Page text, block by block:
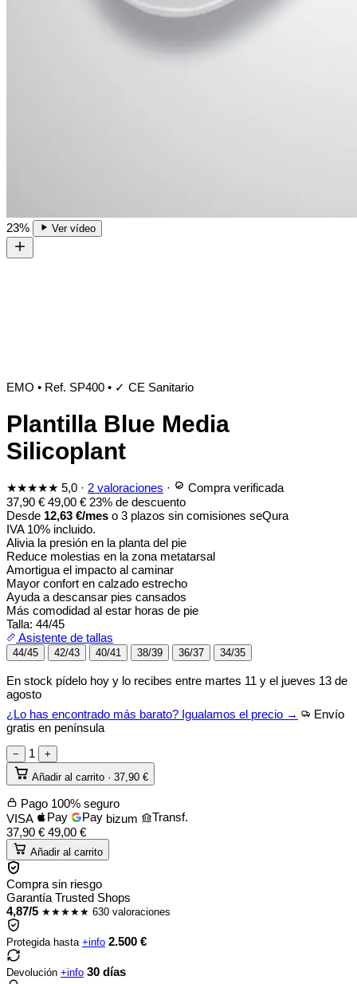
23% Ver vídeo
EMO • Ref. SP400 • ✓ CE Sanitario
Plantilla Blue Media
Silicoplant
★★★★★ 5,0 · 2 valoraciones ·
Compra verificada
37,90 € 49,00 € 23% de descuento
Desde 12,63 €/mes o 3 plazos sin comisiones seQura
IVA 10% incluido.
Alivia la presión en la planta del pie
Reduce molestias en la zona metatarsal
Amortigua el impacto al caminar
Mayor confort en calzado estrecho
Ayuda a descansar pies cansados
Más comodidad al estar horas de pie
Talla: 44/45
Asistente de tallas
44/45 42/43 40/41 38/39 36/37 34/35
En stock pídelo hoy y lo recibes entre martes 11 y el jueves 13 de
agosto
¿Lo has encontrado más barato? Igualamos el precio →
Envío
gratis en península
− 1
+
Añadir al carrito · 37,90 €
Pago 100% seguro
VISA
Pay Pay bizum
Transf.
37,90 € 49,00 €
Añadir al carrito
Compra sin riesgo
Garantía Trusted Shops
4,87/5 ★★★★★ 630 valoraciones
Protegida hasta +info 2.500 €
Devolución +info 30 días